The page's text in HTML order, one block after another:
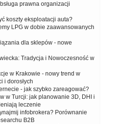
prawna organizacji
koszty eksploatacji auta?
LPG w dobie zaawansowanych
dla sklepów - nowe
Tradycja i Nowoczesność w
w Krakowie - nowy trend w
i dorosłych
- jak szybko zareagować?
w Turcji: jak planowanie 3D, DHI i
leczenie
infobrokera? Porównanie
B2B